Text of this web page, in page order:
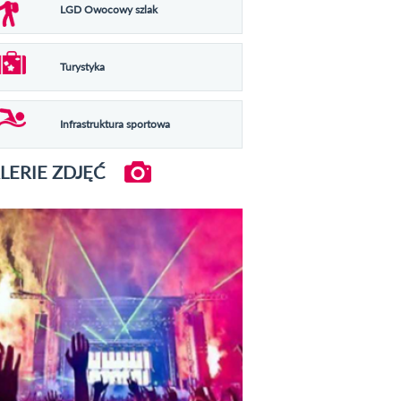
LGD Owocowy szlak
Turystyka
Infrastruktura sportowa
ZDJĘĆ